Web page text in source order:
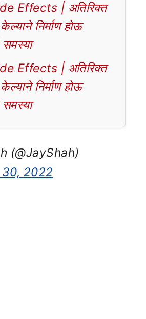
Effects | अतिरिक्त
निर्माण होऊ
समस्या
Effects | अतिरिक्त
निर्माण होऊ
समस्या
(@JayShah)
2022